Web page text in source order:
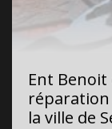
Ent
la ville de